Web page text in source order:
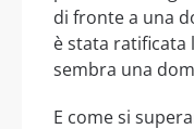
di fronte a una
è stata ratificata
sembra una
E come si